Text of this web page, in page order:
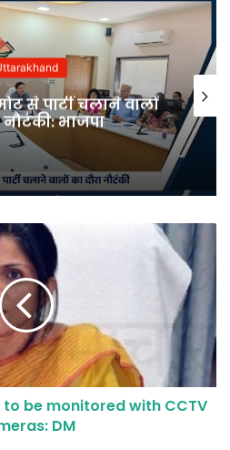
से पार्टी चलाने वालों
नौटंकी: भाजपा
be monitored with CCTV
DM